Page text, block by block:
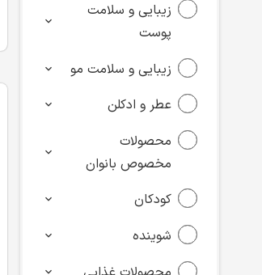
زیبایی و سلامت
پوست
زیبایی و سلامت مو
عطر و ادکلن
محصولات
مخصوص بانوان
کودکان
شوینده